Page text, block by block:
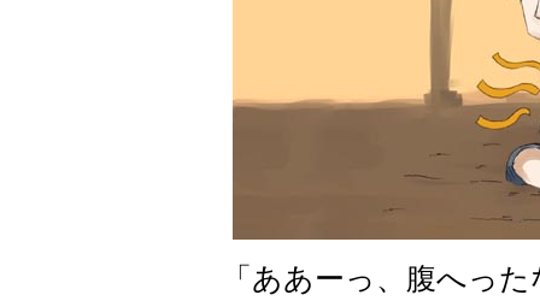
「ああーっ、腹へっ